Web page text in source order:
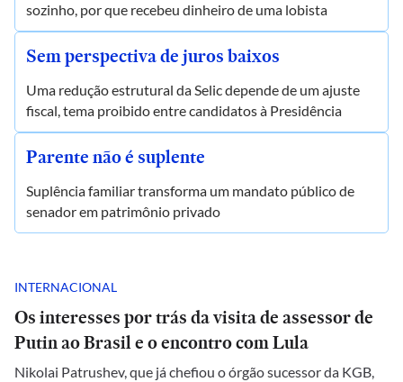
sozinho, por que recebeu dinheiro de uma lobista
Sem perspectiva de juros baixos
Uma redução estrutural da Selic depende de um ajuste
fiscal, tema proibido entre candidatos à Presidência
Parente não é suplente
Suplência familiar transforma um mandato público de
senador em patrimônio privado
INTERNACIONAL
Os interesses por trás da visita de assessor de
Putin ao Brasil e o encontro com Lula
Nikolai Patrushev, que já chefiou o órgão sucessor da KGB,